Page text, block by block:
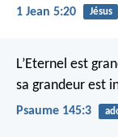
1 Jean 5:20 Jésus
L’Eternel est
sa grandeur est
Psaume 145:3